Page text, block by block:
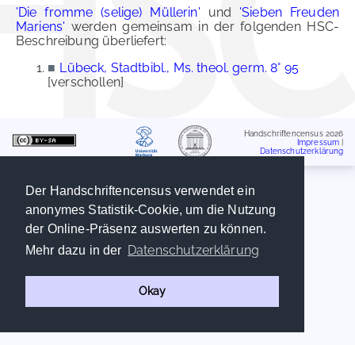
Der Handschriftencensus verwendet ein
anonymes Statistik-Cookie, um die Nutzung
der Online-Präsenz auswerten zu können.
Mehr dazu in der Datenschutzerklärung
Okay
'Die fromme (selige) Müllerin' und 'Sieben Freuden
Mariens' werden gemeinsam in der folgenden HSC-
Beschreibung überliefert:
■ Lübeck, Stadtbibl., Ms. theol. germ. 8° 95
[verschollen]
Handschriftencensus 2026
Impressum
Datenschutzerklärung